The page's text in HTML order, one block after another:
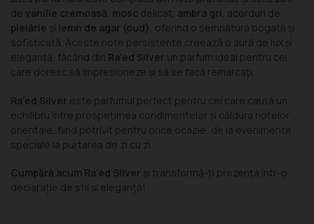
de vanilie cremoasă, mosc delicat, ambra gri, acorduri de
pielărie și lemn de agar (oud) , oferind o semnătură bogată și
sofisticată. Aceste note persistente creează o aură de lux și
eleganță, făcând din Ra’ed Silver un parfum ideal pentru cei
care doresc să impresioneze și să se facă remarcați.
Ra’ed Silver este parfumul perfect pentru cei care caută un
echilibru între prospețimea condimentelor și căldura notelor
orientale, fiind potrivit pentru orice ocazie, de la evenimente
speciale la purtarea de zi cu zi.
Cumpără acum Ra’ed Silver și transformă-ți prezența într-o
declarație de stil și eleganță!